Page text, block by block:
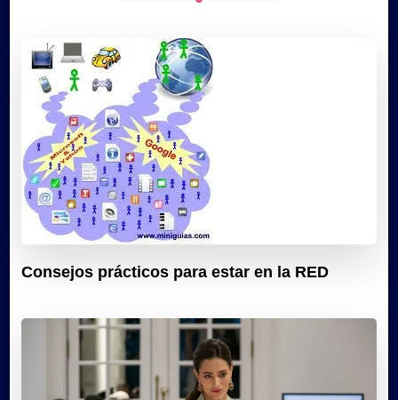
Consejos prácticos para estar en la RED